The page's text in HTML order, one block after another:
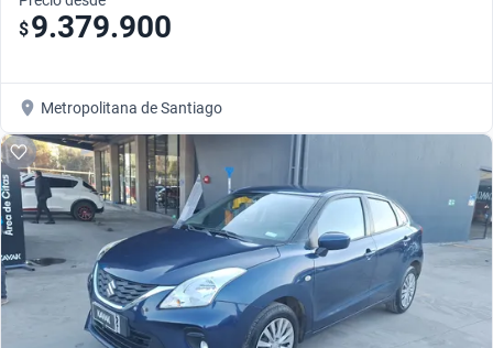
$9.379.900
Metropolitana de Santiago